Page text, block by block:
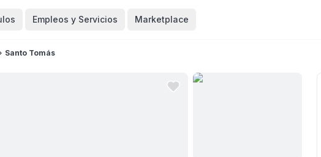
Empleos y Servicios Marketplace
Santo Tomás